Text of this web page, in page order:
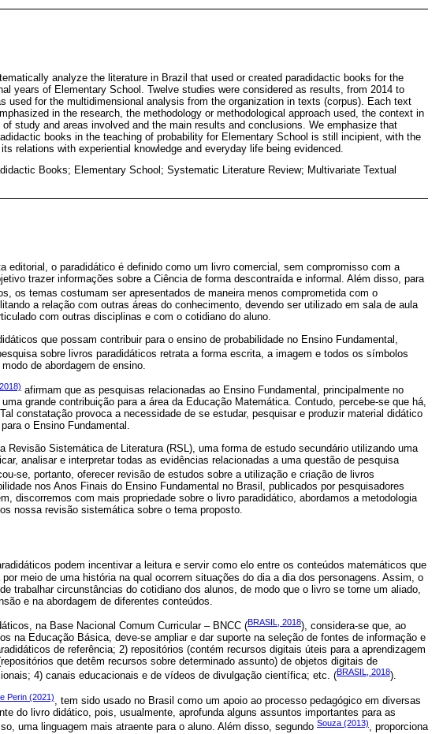
analyze the literature in Brazil that used or created paradidactic books for the
years of Elementary School. Twelve studies were considered as results, from 2014 to
used for the multidimensional analysis from the organization in texts (corpus). Each text
in the research, the methodology or methodological approach used, the context in
study and areas involved and the main results and conclusions. We emphasize that
books in the teaching of probability for Elementary School is still incipient, with the
relations with experiential knowledge and everyday life being evidenced.
Books; Elementary School; Systematic Literature Review; Multivariate Textual
editorial, o paradidático é definido como um livro comercial, sem compromisso com a
trazer informações sobre a Ciência de forma descontraída e informal. Além disso, para
os temas costumam ser apresentados de maneira menos comprometida com o
a relação com outras áreas do conhecimento, devendo ser utilizado em sala de aula
com outras disciplinas e com o cotidiano do aluno.
que possam contribuir para o ensino de probabilidade no Ensino Fundamental,
sobre livros paradidáticos retrata a forma escrita, a imagem e todos os símbolos
de abordagem de ensino.
afirmam que as pesquisas relacionadas ao Ensino Fundamental, principalmente no
grande contribuição para a área da Educação Matemática. Contudo, percebe-se que há,
constatação provoca a necessidade de se estudar, pesquisar e produzir material didático
o Ensino Fundamental.
Revisão Sistemática de Literatura (RSL), uma forma de estudo secundário utilizando uma
analisar e interpretar todas as evidências relacionadas a uma questão de pesquisa
se, portanto, oferecer revisão de estudos sobre a utilização e criação de livros
nos Anos Finais do Ensino Fundamental no Brasil, publicados por pesquisadores
discorremos com mais propriedade sobre o livro paradidático, abordamos a metodologia
nossa revisão sistemática sobre o tema proposto.
podem incentivar a leitura e servir como elo entre os conteúdos matemáticos que
meio de uma história na qual ocorrem situações do dia a dia dos personagens. Assim, o
trabalhar circunstâncias do cotidiano dos alunos, de modo que o livro se torne um aliado,
e na abordagem de diferentes conteúdos.
na Base Nacional Comum Curricular – BNCC (BRASIL, 2018), considera-se que, ao
na Educação Básica, deve-se ampliar e dar suporte na seleção de fontes de informação e
de referência; 2) repositórios (contém recursos digitais úteis para a aprendizagem
que detêm recursos sobre determinado assunto) de objetos digitais de
4) canais educacionais e de vídeos de divulgação científica; etc. (BRASIL, 2018).
Perin (2021), tem sido usado no Brasil como um apoio ao processo pedagógico em diversas
do livro didático, pois, usualmente, aprofunda alguns assuntos importantes para as
uma linguagem mais atraente para o aluno. Além disso, segundo Souza (2013), proporciona